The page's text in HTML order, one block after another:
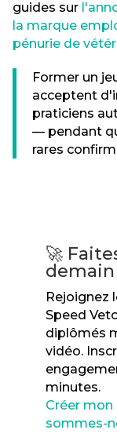
guides sur
la marque
pénurie de
Former un
acceptent
praticiens
— pendant
rares
🚀
demain
Rejoignez
Speed
diplômés
vidéo.
minutes.
Créer
sommes-